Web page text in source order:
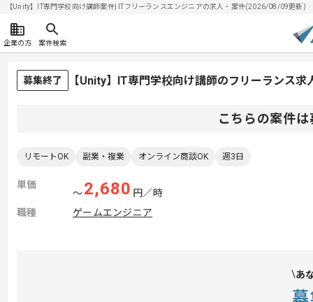
【Unity】IT専門学校向け講師案件| ITフリーランスエンジニアの求人・案件(2026/08/09更新)
企業の方 案件検索
募集終了 【Unity】IT専門学校向け講師のフリーランス求
こちらの案件
リモートOK 副業・複業 オンライン商談OK 週3日
単価
〜2,680 円／時
職種
ゲームエンジニア
あ